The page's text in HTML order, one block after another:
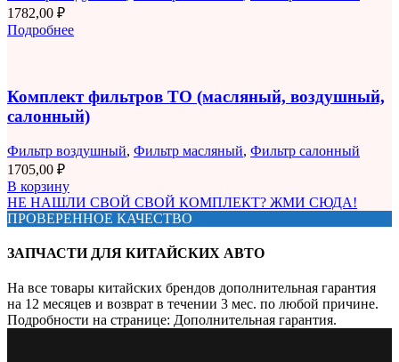
1782,00 ₽
Подробнее
Комплект фильтров ТО (масляный, воздушный,
салонный)
Фильтр воздушный, Фильтр масляный, Фильтр салонный
1705,00 ₽
В корзину
НЕ НАШЛИ СВОЙ СВОЙ КОМПЛЕКТ? ЖМИ СЮДА!
ПРОВЕРЕННОЕ КАЧЕСТВО
ЗАПЧАСТИ ДЛЯ КИТАЙСКИХ АВТО
На все товары китайских брендов дополнительная гарантия
на 12 месяцев и возврат в течении 3 мес. по любой причине.
Подробности на странице: Дополнительная гарантия.